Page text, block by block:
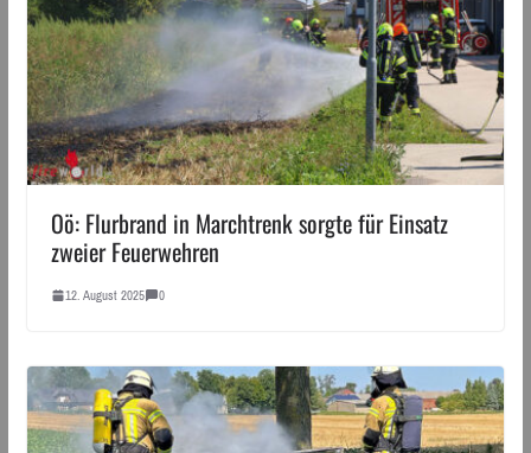
Oö: Flurbrand in Marchtrenk sorgte für Einsatz
zweier Feuerwehren
12. August 2025 0